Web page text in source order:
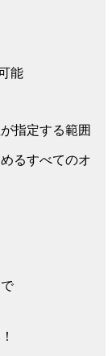
能
指定する範囲
るすべてのオ